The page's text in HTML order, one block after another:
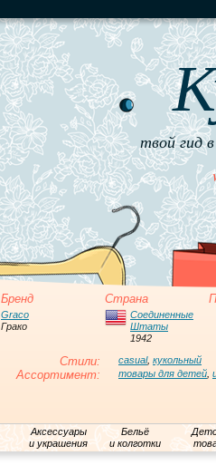
твой гид
Бренд Страна
Graco
Грако
Соединенные
Штаты
1942
Стили: casual, кукольный
Ассортимент: товары для детей
Аксессуары
и украшения
Бельё
и колготки